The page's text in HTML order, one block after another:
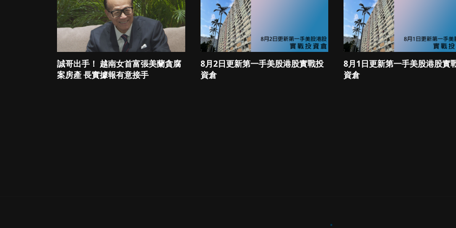
誠哥出手！ 越南女首富張美蘭貪腐
案房產 長實據報有意接手
8月2日更新第一手美股港股實戰投
資倉
8月1日更新第一手美股港股實
資倉